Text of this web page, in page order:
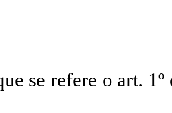
a que se